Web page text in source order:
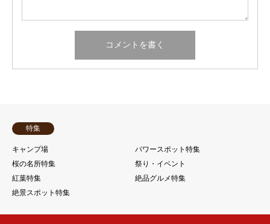
特集
キャンプ場
パワースポット特集
桜の名所特集
祭り・イベント
紅葉特集
絶品グルメ特集
絶景スポット特集